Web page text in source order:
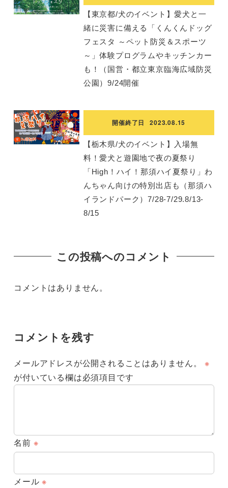
【東京都/犬のイベント】愛犬と一
緒に災害に備える「くんくんドッグ
フェスタ ～ペット防災＆スポーツ
～」体験プログラムやキッチンカー
も！（国営・都立東京臨海広域防災
公園）9/24開催
開催終了日 2023.08.15
【栃木県/犬のイベント】入場無
料！愛犬と遊園地で夜の夏祭り
「High！ハイ！那須ハイ夏祭り」わ
んちゃん向けの特別出店も（那須ハ
イランドパーク）7/28-7/29.8/13-
8/15
この投稿へのコメント
コメントはありません。
コメントを残す
メールアドレスが公開されることはありません。
※
が付いている欄は必須項目です
名前 ※
メール※